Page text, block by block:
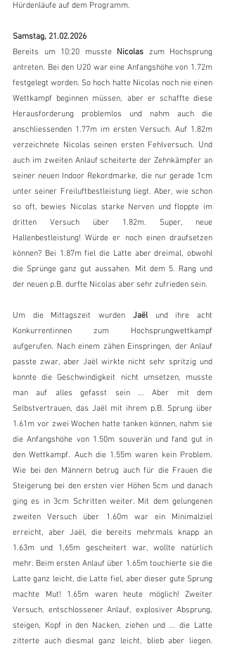
Hürdenläufe auf dem Programm.
Samstag, 21.02.2026
Bereits um 10:20 musste Nicolas zum Hochsprung
antreten. Bei den U20 war eine Anfangshöhe von 1.72m
festgelegt worden. So hoch hatte Nicolas noch nie einen
Wettkampf beginnen müssen, aber er schaffte diese
Herausforderung problemlos und nahm auch die
anschliessenden 1.77m im ersten Versuch. Auf 1.82m
verzeichnete Nicolas seinen ersten Fehlversuch. Und
auch im zweiten Anlauf scheiterte der Zehnkämpfer an
seiner neuen Indoor Rekordmarke, die nur gerade 1cm
unter seiner Freiluftbestleistung liegt. Aber, wie schon
so oft, bewies Nicolas starke Nerven und floppte im
dritten Versuch über 1.82m. Super, neue
Hallenbestleistung! Würde er noch einen draufsetzen
können? Bei 1.87m fiel die Latte aber dreimal, obwohl
die Sprünge ganz gut aussahen. Mit dem 5. Rang und
der neuen p.B. durfte Nicolas aber sehr zufrieden sein.
Um die Mittagszeit wurden Jaël
und ihre acht
Konkurrentinnen zum Hochsprungwettkampf
aufgerufen. Nach einem zähen Einspringen, der Anlauf
passte zwar, aber Jaël wirkte nicht sehr spritzig und
konnte die Geschwindigkeit nicht umsetzen, musste
man auf alles gefasst sein ... Aber mit dem
Selbstvertrauen, das Jaël mit ihrem p.B. Sprung über
1.61m vor zwei Wochen hatte tanken können, nahm sie
die Anfangshöhe von 1.50m souverän und fand gut in
den Wettkampf. Auch die 1.55m waren kein Problem.
Wie bei den Männern betrug auch für die Frauen die
Steigerung bei den ersten vier Höhen 5cm und danach
ging es in 3cm Schritten weiter. Mit dem gelungenen
zweiten Versuch über 1.60m war ein Minimalziel
erreicht, aber Jaël, die bereits mehrmals knapp an
1.63m und 1,65m gescheitert war, wollte natürlich
mehr. Beim ersten Anlauf über 1.65m touchierte sie die
Latte ganz leicht, die Latte fiel, aber dieser gute Sprung
machte Mut! 1.65m waren heute möglich! Zweiter
Versuch, entschlossener Anlauf, explosiver Absprung,
steigen, Kopf in den Nacken, ziehen und ... die Latte
zitterte auch diesmal ganz leicht, blieb aber liegen.